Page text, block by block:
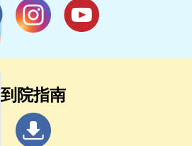
到院指南